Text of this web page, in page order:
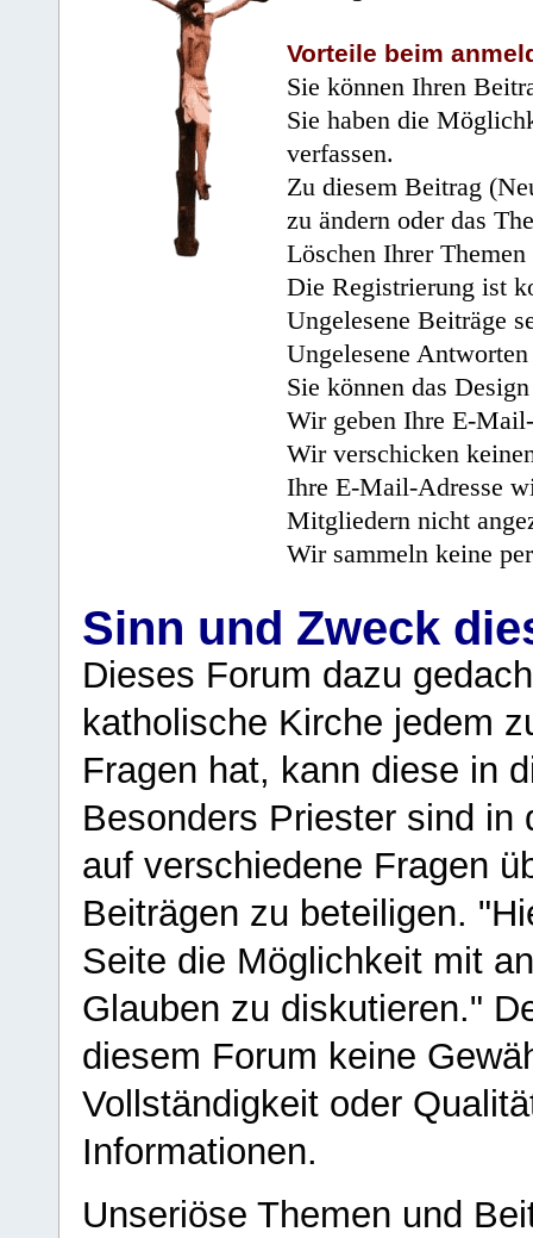
Vorteile beim
Sie können Ihren
Sie haben die
verfassen.
Zu diesem Beitrag
zu ändern oder das
Löschen Ihrer
Die Registrierung ist
Ungelesene Beiträge
Ungelesene
Sie können das
Wir geben Ihre E-
Wir verschicken
Ihre E-Mail-Adresse
Mitgliedern nicht
Wir sammeln keine
Sinn und Zweck
Dieses Forum dazu
katholische Kirche jedem
Fragen hat, kann diese in
Besonders Priester sind in
auf verschiedene Fragen
Beiträgen zu beteiligen.
Seite die Möglichkeit mit
Glauben zu diskutieren."
diesem Forum keine
Vollständigkeit oder
Informationen.
Unseriöse Themen und